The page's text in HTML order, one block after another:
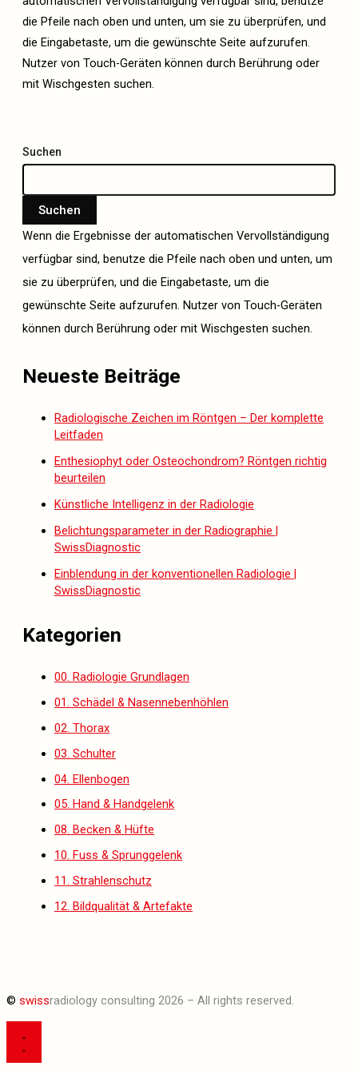
die Pfeile nach oben und unten, um sie zu überprüfen, und
die Eingabetaste, um die gewünschte Seite aufzurufen.
Nutzer von Touch-Geräten können durch Berührung oder
mit Wischgesten suchen.
Suchen
Suchen
Wenn die Ergebnisse der automatischen Vervollständigung
verfügbar sind, benutze die Pfeile nach oben und unten, um
sie zu überprüfen, und die Eingabetaste, um die
gewünschte Seite aufzurufen. Nutzer von Touch-Geräten
können durch Berührung oder mit Wischgesten suchen.
Neueste Beiträge
Radiologische Zeichen im Röntgen – Der komplette
Leitfaden
Enthesiophyt oder Osteochondrom? Röntgen richtig
beurteilen
Künstliche Intelligenz in der Radiologie
Belichtungsparameter in der Radiographie |
SwissDiagnostic
Einblendung in der konventionellen Radiologie |
SwissDiagnostic
Kategorien
00. Radiologie Grundlagen
01. Schädel & Nasennebenhöhlen
02. Thorax
03. Schulter
04. Ellenbogen
05. Hand & Handgelenk
08. Becken & Hüfte
10. Fuss & Sprunggelenk
11. Strahlenschutz
12. Bildqualität & Artefakte
© swissradiology consulting 2026 – All rights reserved.